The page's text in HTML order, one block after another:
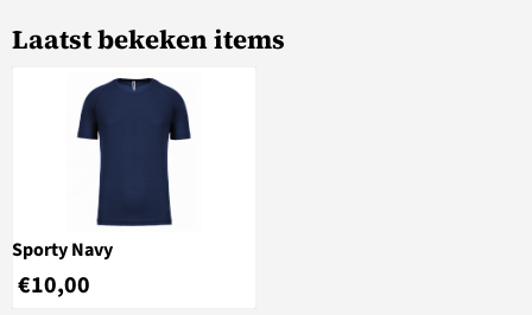
Laatst bekeken items
Sporty Navy
€10,00